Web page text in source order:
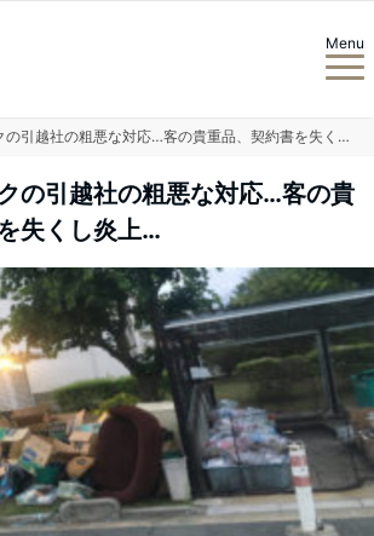
Menu
アリさんマークの引越社の粗悪な対応…客の貴重品、契約書を失くし炎上…
の引越社の粗悪な対応…客の貴
失くし炎上…